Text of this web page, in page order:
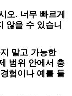
오. 너무 빠르게
않을 수 있습니
말고 가능한
범위 안에서 충
험이나 예를 들